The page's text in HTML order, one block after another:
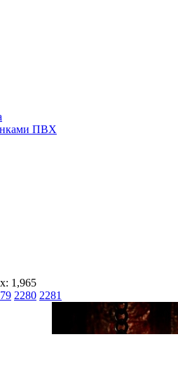
ПВХ
1,965
2280 2281